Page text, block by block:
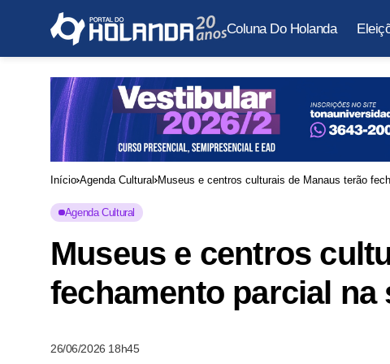
Coluna Do Holanda
Início Agenda Cultural Museus e centros culturais de Manaus terão
Agenda Cultural
Museus e centros
fechamento parcial na
26/06/2026 18h45